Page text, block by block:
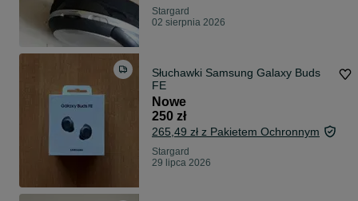
Stargard
02 sierpnia 2026
Słuchawki Samsung Galaxy Buds
FE
Nowe
250 zł
265,49 zł z Pakietem Ochronnym
Stargard
29 lipca 2026